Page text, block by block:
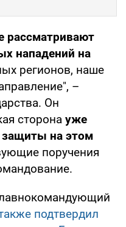
рассматривают
нападений на
регионов, наше
–
Он
сторона уже
защиты на этом
поручения
подтвердил